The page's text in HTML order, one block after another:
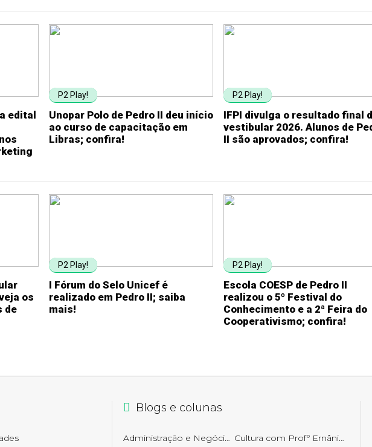
edital
P2 Play!
Unopar Polo de Pedro II deu início
ao curso de capacitação em
Libras; confira!
P2 Play!
IFPI divulga o resultado final
vestibular 2026. Alunos de
II são aprovados; confira!
os
de
P2 Play!
I Fórum do Selo Unicef é
realizado em Pedro II; saiba
mais!
P2 Play!
Escola COESP de Pedro II
realizou o 5º Festival do
Conhecimento e a 2ª Feira do
Cooperativismo; confira!
Blogs e colunas